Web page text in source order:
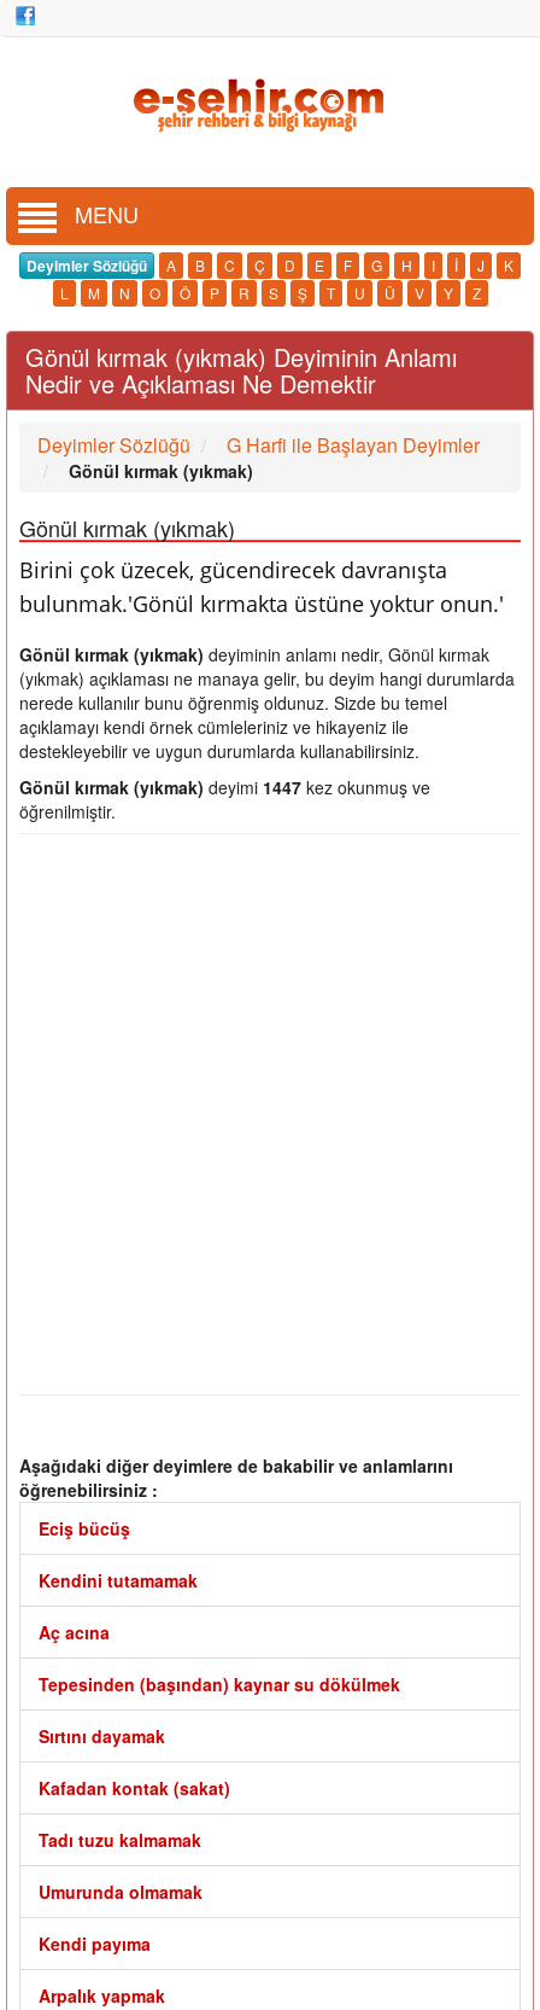
MENU
Deyimler Sözlüğü A B C Ç D E F G H I İ J
K
L
M N O Ö P R S Ş T U Ü V Y Z
Gönül kırmak (yıkmak) Deyiminin Anlamı
Nedir ve Açıklaması Ne Demektir
Deyimler Sözlüğü G Harfi ile Başlayan Deyimler
Gönül kırmak (yıkmak)
Gönül kırmak (yıkmak)
Birini çok üzecek, gücendirecek davranışta
bulunmak.'Gönül kırmakta üstüne yoktur onun.'
Gönül kırmak (yıkmak) deyiminin anlamı nedir, Gönül kırmak
(yıkmak) açıklaması ne manaya gelir, bu deyim hangi durumlarda
nerede kullanılır bunu öğrenmiş oldunuz. Sizde bu temel
açıklamayı kendi örnek cümleleriniz ve hikayeniz ile
destekleyebilir ve uygun durumlarda kullanabilirsiniz.
Gönül kırmak (yıkmak) deyimi 1447 kez okunmuş ve
öğrenilmiştir.
Aşağıdaki diğer deyimlere de bakabilir ve anlamlarını
öğrenebilirsiniz :
Eciş bücüş
Kendini tutamamak
Aç acına
Tepesinden (başından) kaynar su dökülmek
Sırtını dayamak
Kafadan kontak (sakat)
Tadı tuzu kalmamak
Umurunda olmamak
Kendi payıma
Arpalık yapmak